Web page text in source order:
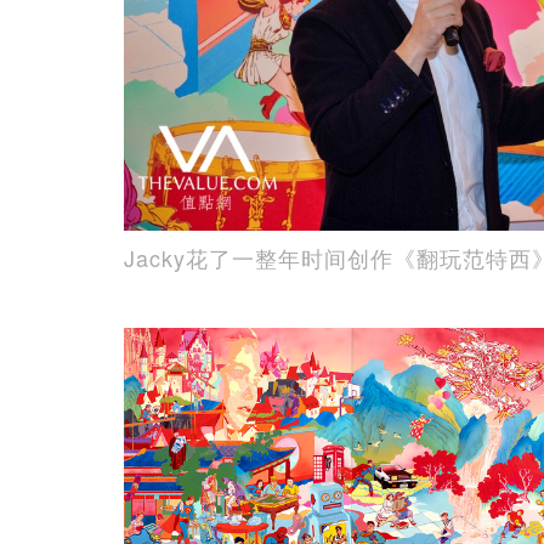
Jacky花了一整年时间创作《翻玩范特西